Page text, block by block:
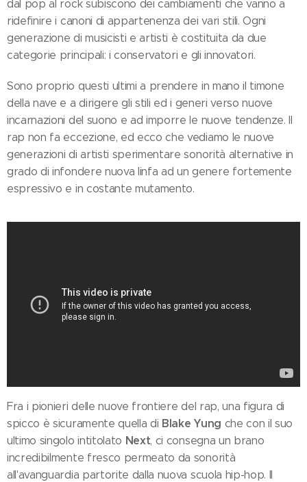
dal pop al rock subiscono dei cambiamenti che vanno a
ridefinire i canoni di appartenenza dei vari stili. Ogni
generazione di musicisti e artisti è costituita da due
categorie principali: i conservatori e gli innovatori.
Sono proprio questi ultimi a prendere in mano il timone
della nave e a dirigere gli stili ed i generi verso nuove
incarnazioni del suono e ad imporre le nuove tendenze. Il
rap non fa eccezione, ed ecco che vediamo le nuove
generazioni di artisti sperimentare sonorità alternative in
grado di infondere nuova linfa ad un genere fortemente
espressivo e in costante mutamento.
Fra i pionieri delle nuove frontiere del rap, una figura di
spicco è sicuramente quella di Blake Yung che con il suo
ultimo singolo intitolato Next, ci consegna un brano
incredibilmente fresco permeato da sonorità
all'avanguardia partorite dalla nuova scuola hip-hop. Il